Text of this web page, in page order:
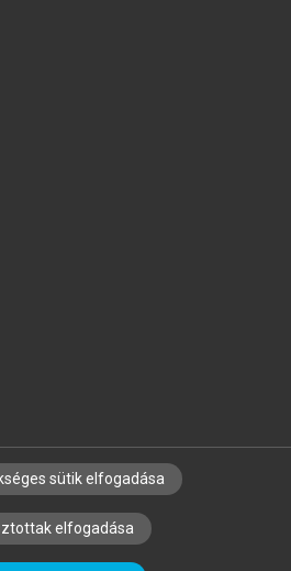
KÖNYVTÁROSOKNAK
LEKTORÁLÁSI ALAPELVEK
sütik elfogadása
elfogadása